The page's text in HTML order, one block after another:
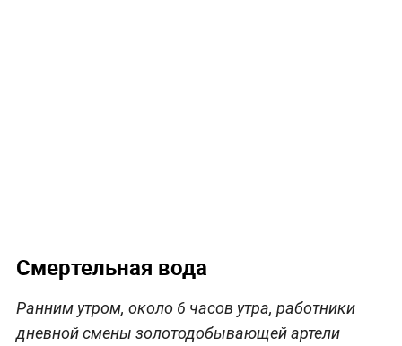
Смертельная вода
Ранним утром, около 6 часов утра, работники
дневной смены золотодобывающей артели